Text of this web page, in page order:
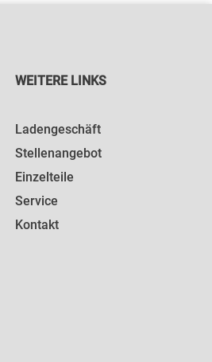
WEITERE LINKS
Ladengeschäft
Stellenangebot
Einzelteile
Service
Kontakt